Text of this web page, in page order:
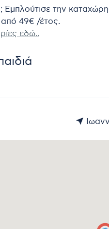
Εμπλούτισε την
από 49€ /έτος.
εδώ..